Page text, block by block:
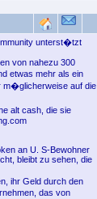
unterst�tzt
von nahezu 300
etwas mehr als ein
m�glicherweise auf die
alt cash, die sie
an U. S-Bewohner
bleibt zu sehen, die
ihr Geld durch den
das von